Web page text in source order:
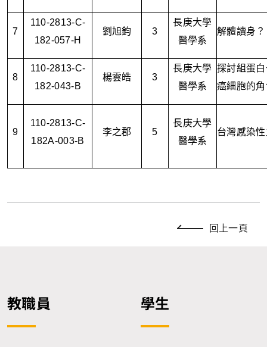
7
110-2813-C-
182-057-H
劉旭鈞 3
長庚大學
醫學系
解體讀身
8
110-2813-C-
182-043-B
楊雲皓 3
長庚大學
醫學系
探討組蛋
癌細胞的
9
110-2813-C-
182A-003-B
李之郡 5
長庚大學
醫學系
台灣感染
回上一頁
教職員 學生